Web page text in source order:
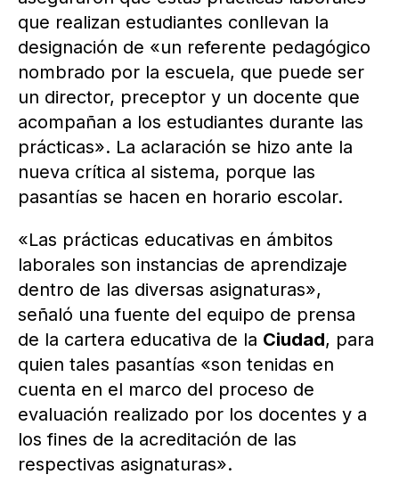
que realizan estudiantes conllevan la
designación de «un referente pedagógico
nombrado por la escuela, que puede ser
un director, preceptor y un docente que
acompañan a los estudiantes durante las
prácticas». La aclaración se hizo ante la
nueva crítica al sistema, porque las
pasantías se hacen en horario escolar.
«Las prácticas educativas en ámbitos
laborales son instancias de aprendizaje
dentro de las diversas asignaturas»,
señaló una fuente del equipo de prensa
de la cartera educativa de la Ciudad, para
quien tales pasantías «son tenidas en
cuenta en el marco del proceso de
evaluación realizado por los docentes y a
los fines de la acreditación de las
respectivas asignaturas».